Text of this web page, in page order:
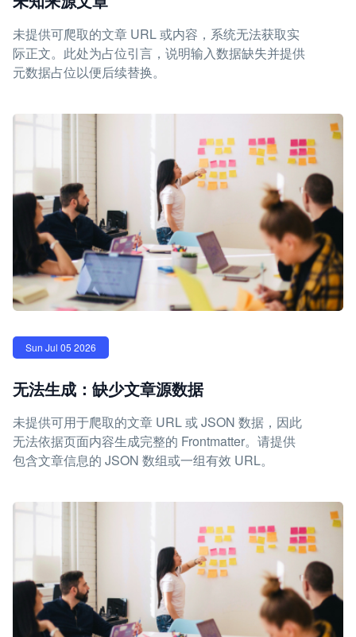
未提供可爬取的文章 URL 或内容，系统无法获取实
际正文。此处为占位引言，说明输入数据缺失并提供
元数据占位以便后续替换。
Sun Jul 05 2026
无法生成：缺少文章源数据
未提供可用于爬取的文章 URL 或 JSON 数据，因此
无法依据页面内容生成完整的 Frontmatter。请提供
包含文章信息的 JSON 数组或一组有效 URL。